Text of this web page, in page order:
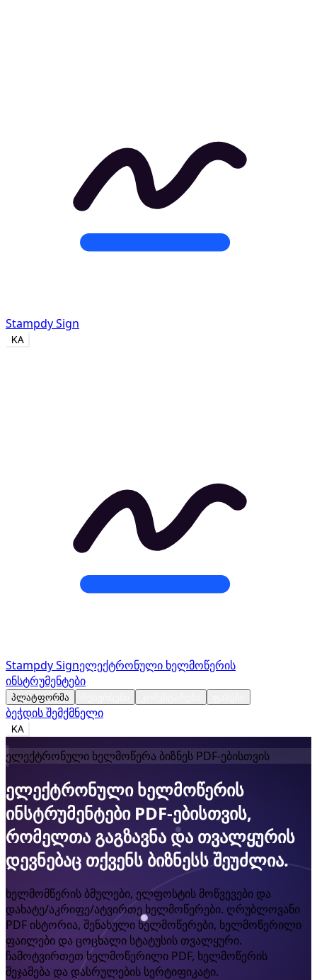
Stampdy Sign
KA
Stampdy Signელექტრონული ხელმოწერის
ინსტრუმენტები
პლატფორმა
ბეჭდის შემქმნელი
KA
ელექტრონული ხელმოწერა ბიზნეს PDF-ებისთვის
ელექტრონული ხელმოწერის
ინსტრუმენტები PDF-ებისთვის,
რომელთა გაგზავნა და თვალყურის
დევნებაც თქვენს ბიზნესსშეუძლია.
ხელმომწერის ბმულები, ელფოსტის მოწვევები და
დახატე/აკრიფე/ატვირთე ხელმოწერები. ღრუბლოვანი
PDF ისტორია, შენახული ხელმოწერები, ხელმოწერილი
ფაილები და ცოცხალი სტატუსის თვალყური.
ჩამოტვირთეთ ხელმოწერილი PDF, ხელმოწერის
შეჯამება და დასრულების სერტიფიკატი.